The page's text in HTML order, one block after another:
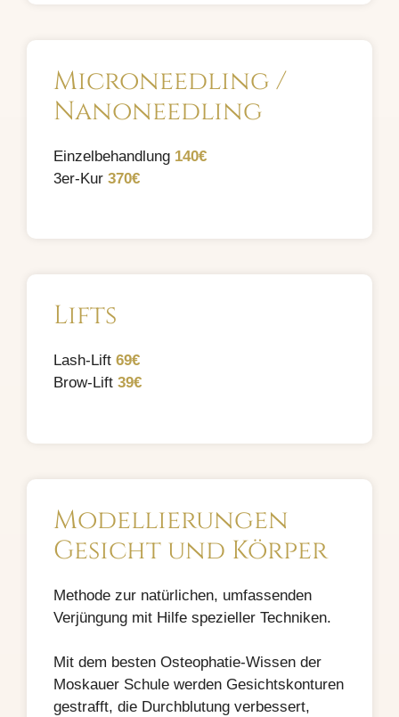
Microneedling /
Nanoneedling
Einzelbehandlung 140€
3er-Kur 370€
Lifts
Lash-Lift 69€
Brow-Lift 39€
Modellierungen
Gesicht und Körper
Methode zur natürlichen, umfassenden
Verjüngung mit Hilfe spezieller Techniken.
Mit dem besten Osteophatie-Wissen der
Moskauer Schule werden Gesichtskonturen
gestrafft, die Durchblutung verbessert,